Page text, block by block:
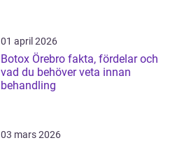
01 april 2026
Botox Örebro fakta, fördelar och
vad du behöver veta innan
behandling
03 mars 2026